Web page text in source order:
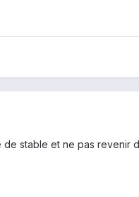
stable et ne pas revenir